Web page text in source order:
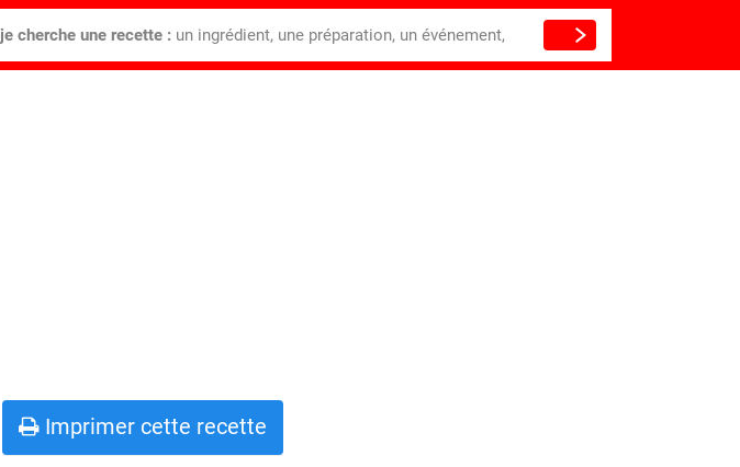
je cherche une recette : un ingrédient, une préparation, un événement,
Imprimer cette recette